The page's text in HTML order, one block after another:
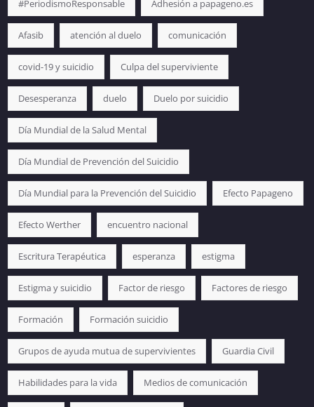
#PeriodismoResponsable Adhesión a papageno.es
Afasib atención al duelo comunicación
covid-19 y suicidio Culpa del superviviente
Desesperanza duelo Duelo por suicidio
Día Mundial de la Salud Mental
Día Mundial de Prevención del Suicidio
Día Mundial para la Prevención del Suicidio Efecto Papageno
Efecto Werther encuentro nacional
Escritura Terapéutica esperanza estigma
Estigma y suicidio Factor de riesgo Factores de riesgo
Formación Formación suicidio
Grupos de ayuda mutua de supervivientes Guardia Civil
Habilidades para la vida Medios de comunicación